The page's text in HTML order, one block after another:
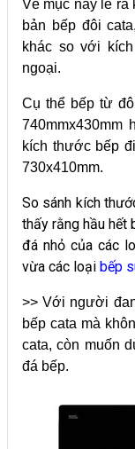
Về mục này lẽ
bản bếp đôi
khác so với
ngoại.
Cụ thể bếp từ
740mmx430mm
kích thước bếp
730x410mm.
So sánh kích
thấy rằng hầu hết
đá nhỏ của các
vừa các loại bếp
>> Với người
bếp cata mà
cata, còn muốn
đá bếp.